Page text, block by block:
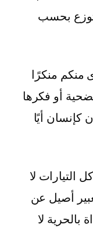
توزع بحسب
منكم منكرًا
أو فكرها
كإنسان أيًا
التيارات لا
أصيل عن
بالحرية لا